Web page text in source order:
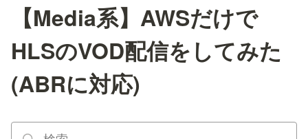
【Media系】AWSだけで
HLSのVOD配信をしてみた
(ABRに対応)